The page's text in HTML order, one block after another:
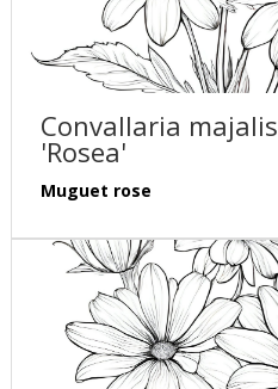
Convallaria majalis
'Rosea'
Muguet rose